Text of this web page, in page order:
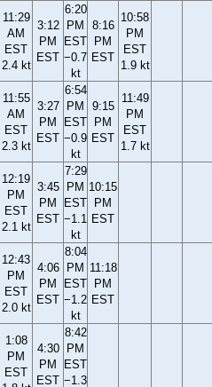
11:29
AM
EST
2.4 kt
3:12
PM
EST
6:20
PM
EST
−0.7
kt
8:16
PM
EST
10:58
PM
EST
1.9 kt
11:55
AM
EST
2.3 kt
3:27
PM
EST
6:54
PM
EST
−0.9
kt
9:15
PM
EST
11:49
PM
EST
1.7 kt
12:19
PM
EST
2.1 kt
3:45
PM
EST
7:29
PM
EST
−1.1
kt
10:15
PM
EST
12:43
PM
EST
2.0 kt
4:06
PM
EST
8:04
PM
EST
−1.2
kt
11:18
PM
EST
1:08
PM
EST
4:30
PM
EST
8:42
PM
EST
−1.3